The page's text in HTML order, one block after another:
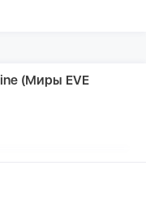
(Миры EVE